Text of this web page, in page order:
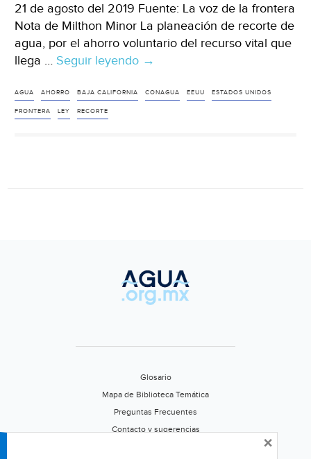
21 de agosto del 2019 Fuente: La voz de la frontera
Nota de Milthon Minor La planeación de recorte de
agua, por el ahorro voluntario del recurso vital que
llega … Seguir leyendo Baja
Definirá
(La
voz
de
→
AGUA AHORRO BAJA CALIFORNIA CONAGUA EEUU ESTADOS UNIDOS
FRONTERA LEY RECORTE
Glosario
Mapa de Biblioteca Temática
Preguntas Frecuentes
Contacto y sugerencias
×